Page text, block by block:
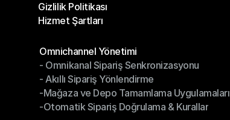
Gönderim Rotaları
Gizlilik Politikası
Gizlilik Politikası
Hizmet Şartları
Omnichannel Yönetimi
Omnichannel Yönetimi
- Omnikanal Sipariş Senkronizasyonu
- Omnikanal Sipariş Senkronizasyonu
- Akıllı Sipariş Yönlendirme
- Akıllı Sipariş Yönlendirme
-Mağaza ve Depo Tamamlama Uygulamaları
-Mağaza ve Depo Tamamlama Uygulamaları
-Otomatik Sipariş Doğrulama & Kurallar